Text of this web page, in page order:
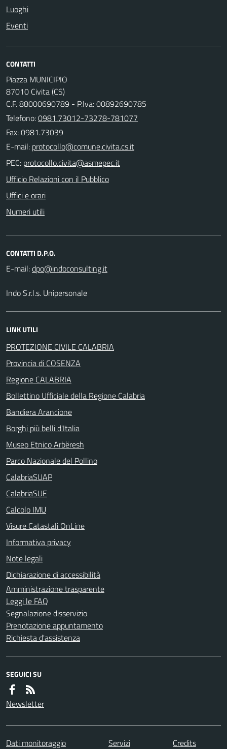
Luoghi
Eventi
CONTATTI
Piazza MUNICIPIO
87010 Civita (CS)
C.F. 88000690789 - P.Iva: 00892690785
Telefono:0981.73012-73278-781077
Fax: 0981.73039
E-mail:
PEC:
Ufficio Relazioni con il Pubblico
Uffici e orari
Numeri utili
CONTATTI D.P.O.
E-mail:
Indo S.r.l.s. Unipersonale
LINK UTILI
PROTEZIONE CIVILE CALABRIA
Provincia di COSENZA
Regione CALABRIA
Bollettino Ufficiale della Regione Calabria
Bandiera Arancione
Borghi più belli d'Italia
Museo Etnico Arbëresh
Parco Nazionale del Pollino
CalabriaSUAP
CalabriaSUE
Calcolo IMU
Visure Catastali OnLine
Informativa privacy
Note legali
Dichiarazione di accessibilità
Amministrazione trasparente
Leggi le FAQ
Segnalazione disservizio
Prenotazione appuntamento
Richiesta d'assistenza
SEGUICI SU
Newsletter
Dati monitoraggio Servizi
Credits